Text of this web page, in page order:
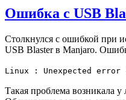
Ошибка с USB
Столкнулся с ошибкой при
USB Blaster в Manjaro.
Linux : Unexpected error
Такая проблема возникала